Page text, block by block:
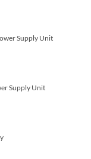
Supply Unit
Supply Unit